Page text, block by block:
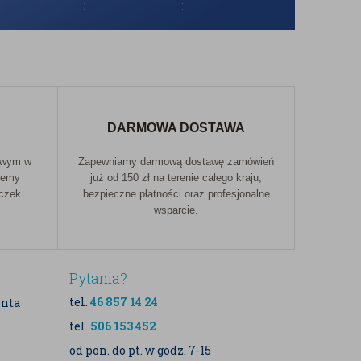
w
DARMOWA DOSTAWA
Zapewniamy darmową dostawę zamówień
już od 150 zł na terenie całego kraju,
bezpieczne płatności oraz profesjonalne
wsparcie.
Pytania?
tel. 46 857 14 24
tel. 506 153 452
od pon. do pt. w godz. 7-15